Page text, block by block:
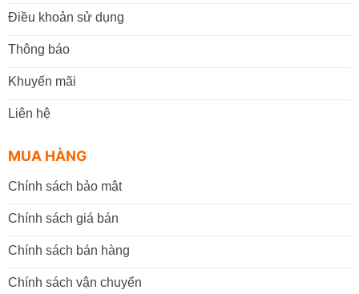
Điều khoản sử dụng
Thông báo
Khuyến mãi
Liên hệ
MUA HÀNG
Chính sách bảo mật
Chính sách giá bán
Chính sách bán hàng
Chính sách vận chuyển